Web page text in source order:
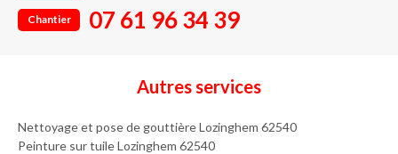
Chantier 07 61 96 34 39
Autres services
Nettoyage et pose de gouttière Lozinghem 62540
Peinture sur tuile Lozinghem 62540